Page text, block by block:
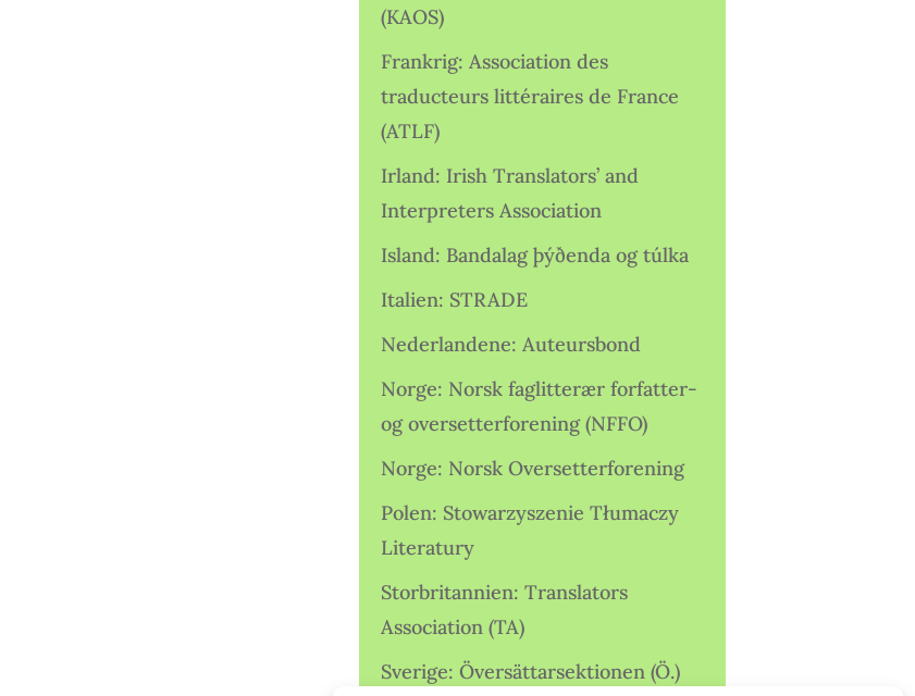
(KAOS)
Frankrig: Association des
traducteurs littéraires de France
(ATLF)
Irland: Irish Translators’ and
Interpreters Association
Island: Bandalag þýðenda og túlka
Italien: STRADE
Nederlandene: Auteursbond
Norge: Norsk faglitterær forfatter-
og oversetterforening (NFFO)
Norge: Norsk Oversetterforening
Polen: Stowarzyszenie Tłumaczy
Literatury
Storbritannien: Translators
Association (TA)
Sverige: Översättarsektionen (Ö.)